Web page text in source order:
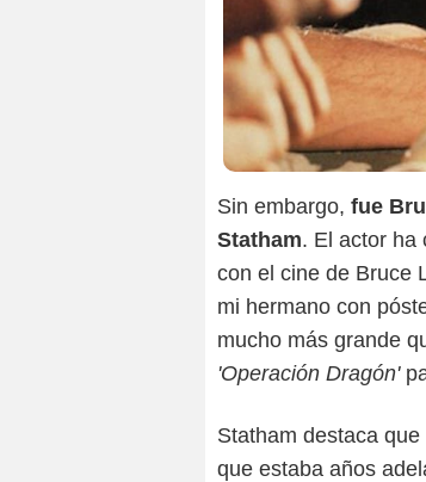
Sin embargo, fue
Statham. El actor ha
con el cine de Bruce
mi hermano con
mucho más grande
'Operación Dragón'
Statham destaca
que estaba años